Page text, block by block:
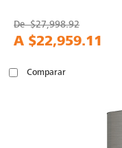
De$27,998.92
A $22,959.11
Comparar